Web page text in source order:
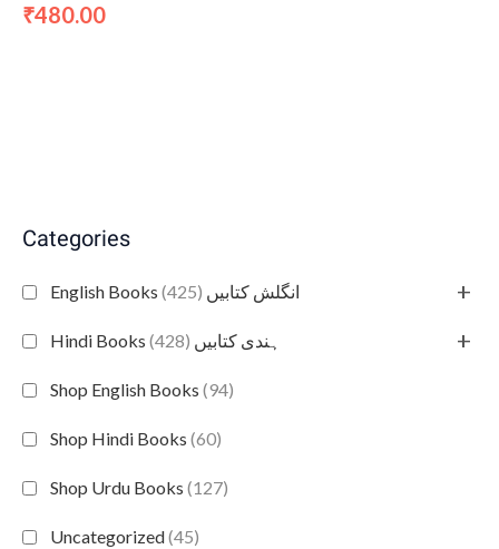
Categories
English Books انگلش کتابیں (425) +
Hindi Books ہندی کتابیں (428) +
Shop English Books (94)
Shop Hindi Books (60)
Shop Urdu Books (127)
Uncategorized(45)
₹480.00